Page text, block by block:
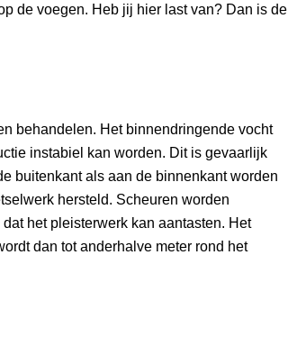
de voegen. Heb jij hier last van? Dan is de
behandelen. Het binnendringende vocht
instabiel kan worden. Dit is gevaarlijk
buitenkant als aan de binnenkant worden
hersteld. Scheuren worden
het pleisterwerk kan aantasten. Het
dan tot anderhalve meter rond het